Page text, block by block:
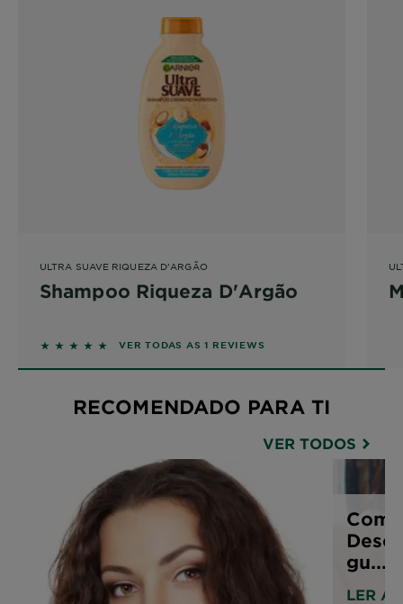
ULTRA SUAVE RIQUEZA D'ARGÃO
Shampoo Riqueza D'Argão
5 out of 5 stars based on reviews
VER TODAS AS 1 REVIEWS
RECOMENDADO PARA TI
VER TODOS
gu...
LER